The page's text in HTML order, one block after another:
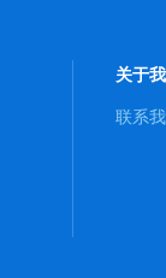
关于
联系